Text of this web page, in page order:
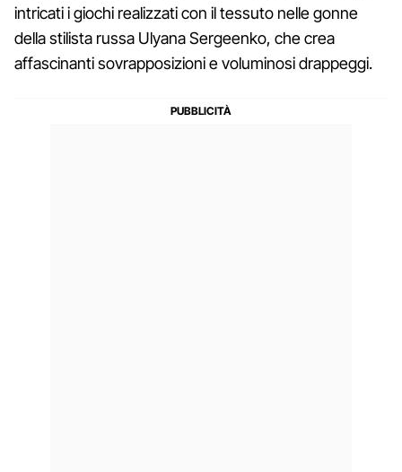
intricati i giochi realizzati con il tessuto nelle gonne
della stilista russa Ulyana Sergeenko, che crea
affascinanti sovrapposizioni e voluminosi drappeggi.